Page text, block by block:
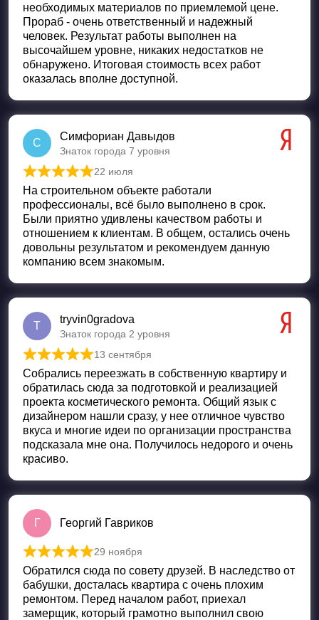
необходимых материалов по приемлемой цене.
Прораб - очень ответственный и надежный
человек. Результат работы выполнен на
высочайшем уровне, никаких недостатков не
обнаружено. Итоговая стоимость всех работ
оказалась вполне доступной.
С
Симфориан Давыдов
Знаток города 7 уровня
Оценка5 из 5
22 июля
На строительном объекте работали
профессионалы, всё было выполнено в срок.
Были приятно удивлены качеством работы и
отношением к клиентам. В общем, остались очень
довольны результатом и рекомендуем данную
компанию всем знакомым.
T
tryvin0gradova
Знаток города 2 уровня
Оценка5 из 5
13 сентября
Собрались переезжать в собственную квартиру и
обратилась сюда за подготовкой и реализацией
проекта косметического ремонта. Общий язык с
дизайнером нашли сразу, у нее отличное чувство
вкуса и многие идеи по организации пространства
подсказала мне она. Получилось недорого и очень
красиво.
Г Георгий Гавриков
Оценка5 из 5
29 ноября
Обратился сюда по совету друзей. В наследство от
бабушки, досталась квартира с очень плохим
ремонтом. Перед началом работ, приехал
замерщик, который грамотно выполнил свою